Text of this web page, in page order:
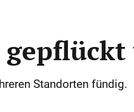
Standorten fündig.